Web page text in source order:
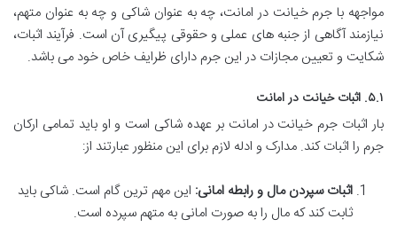
مواجهه با جرم خیانت در امانت، چه به عنوان شاکی و چه به عنوان متهم،
نیازمند آگاهی از جنبه های عملی و حقوقی پیگیری آن است. فرآیند اثبات،
شکایت و تعیین مجازات در این جرم دارای ظرایف خاص خود می باشد.
۵.۱. اثبات خیانت در امانت
بار اثبات جرم خیانت در امانت بر عهده شاکی است و او باید تمامی ارکان
جرم را اثبات کند. مدارک و ادله لازم برای این منظور عبارتند از:
اثبات سپردن مال و رابطه امانی: این مهم ترین گام است. شاکی باید
ثابت کند که مال را به صورت امانی به متهم سپرده است.